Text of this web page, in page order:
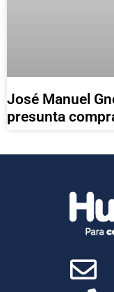
José Manuel
presunta